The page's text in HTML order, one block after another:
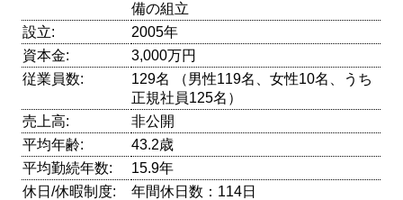
備の組立
設立:
2005年
資本金:
3,000万円
従業員数:
129名 （男性119名、女性10名、うち
正規社員125名）
売上高:
非公開
平均年齢:
43.2歳
平均勤続年数:
15.9年
休日/休暇制度:
年間休日数：114日